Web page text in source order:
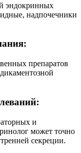
эндокринных
надпочечники
препаратов
и
может точно
секреции.